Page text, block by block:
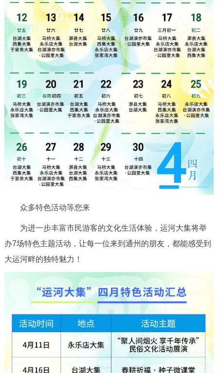
ITALIANO
回到顶部
众多特色活动等您来
为进一步丰富市民游客的文化生活体验，运河大集将举
办7场特色主题活动，让每一位来到通州的朋友，都能感受到
大运河畔的独特魅力！